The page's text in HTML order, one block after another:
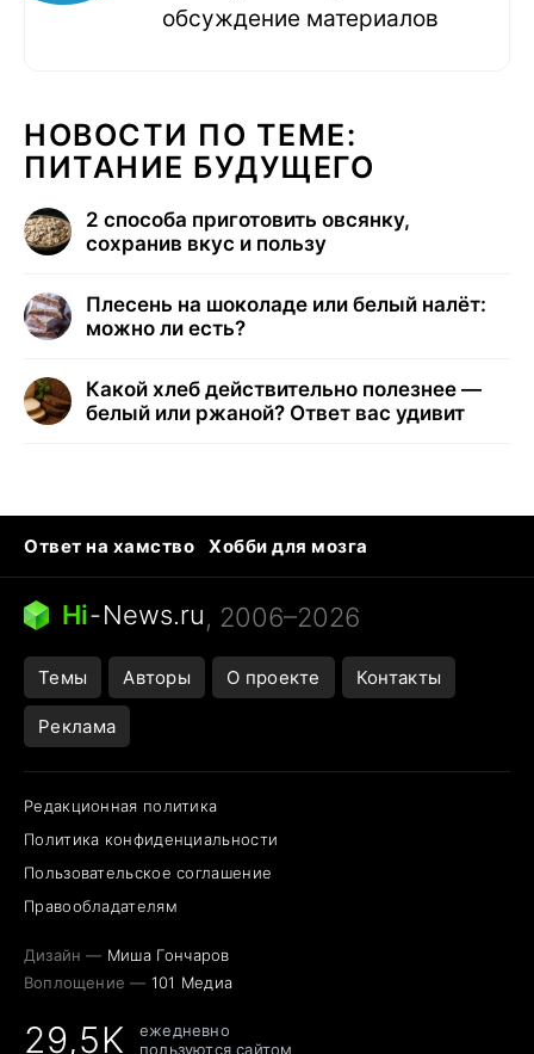
обсуждение материалов
НОВОСТИ ПО ТЕМЕ:
ПИТАНИЕ БУДУЩЕГО
2 способа приготовить овсянку,
сохранив вкус и пользу
Плесень на шоколаде или белый налёт:
можно ли есть?
Какой хлеб действительно полезнее —
белый или ржаной? Ответ вас удивит
Ответ на хамство
Хобби для мозга
Бензин 100 и 95
Тунцы в океанариуме
Следующая пандемия
Hi-News.ru, 2006–2026
Темы Авторы О проекте Контакты
Реклама
Редакционная политика
Политика конфиденциальности
Пользовательское соглашение
Правообладателям
Дизайн — Миша Гончаров
Воплощение — 101 Медиа
29,5K
ежедневно
пользуются сайтом